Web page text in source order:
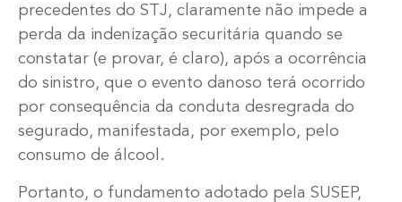
precedentes do STJ, claramente não impede a
perda da indenização securitária quando se
constatar (e provar, é claro), após a ocorrência
do sinistro, que o evento danoso terá ocorrido
por consequência da conduta desregrada do
segurado, manifestada, por exemplo, pelo
consumo de álcool.
Portanto, o fundamento adotado pela SUSEP,